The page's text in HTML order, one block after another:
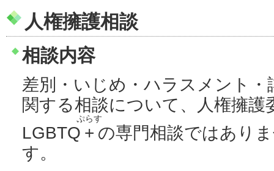
人権擁護相談
相談内容
差別・いじめ・ハラスメント
関する相談について、人権擁護
LGBTQ +
ぷらす
の専門相談ではあり
す。